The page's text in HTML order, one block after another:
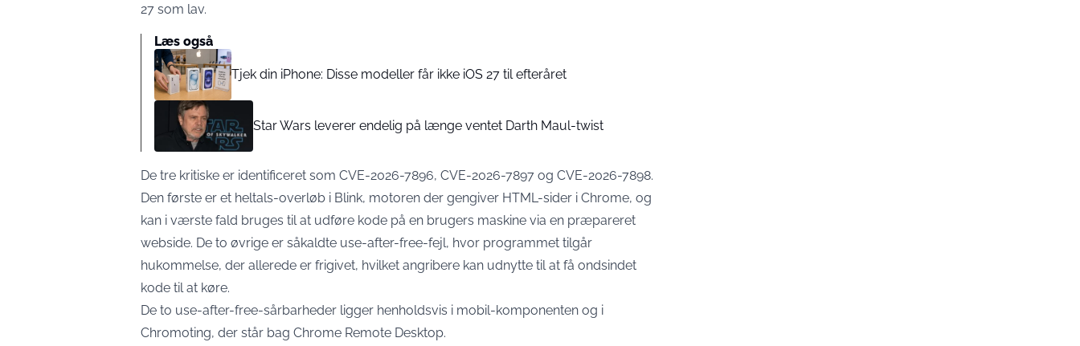
27 som lav.
Læs også
Tjek din iPhone: Disse modeller får ikke iOS 27 til efteråret
Star Wars leverer endelig på længe ventet Darth Maul-twist
De tre kritiske er identificeret som CVE-2026-7896, CVE-2026-7897 og CVE-2026-7898.
Den første er et heltals-overløb i Blink, motoren der gengiver HTML-sider i Chrome, og
kan i værste fald bruges til at udføre kode på en brugers maskine via en præpareret
webside. De to øvrige er såkaldte use-after-free-fejl, hvor programmet tilgår
hukommelse, der allerede er frigivet, hvilket angribere kan udnytte til at få ondsindet
kode til at køre.
De to use-after-free-sårbarheder ligger henholdsvis i mobil-komponenten og i
Chromoting, der står bag Chrome Remote Desktop.